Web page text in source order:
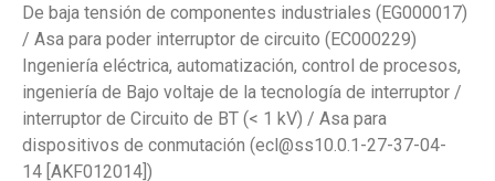
De baja tensión de componentes industriales (EG000017)
/ Asa para poder interruptor de circuito (EC000229)
Ingeniería eléctrica, automatización, control de procesos,
ingeniería de Bajo voltaje de la tecnología de interruptor /
interruptor de Circuito de BT (< 1 kV) / Asa para
dispositivos de conmutación (ecl@ss10.0.1-27-37-04-
14 [AKF012014])